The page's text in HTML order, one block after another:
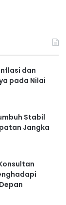
dan
pada Nilai
Stabil
Jangka